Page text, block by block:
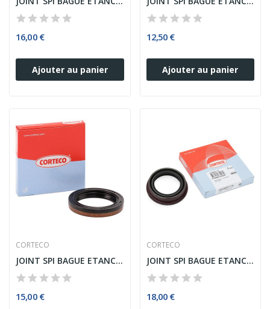
16,00 €
Ajouter au panier
12,50 €
Ajouter au panier
CORTECO
JOINT SPI BAGUE ETANCHEITE DE BOITE A VITESSE...
15,00 €
CORTECO
JOINT SPI BAGUE ETANCHEITE DIFFERENTIEL FORD VOLVO
18,00 €